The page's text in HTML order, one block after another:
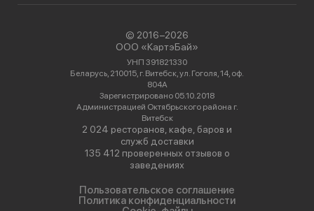
© 2016−2026
ООО «КартэБай»
УНП 391821330
Беларусь, 210015, г. Витебск, ул. Гоголя, 14, оф.
804А
Зарегистрировано 05.10.2018
Администрацией Октябрьского района г.
Витебск
2 024 ресторанов, кафе, баров и
служб доставки
135 412 проверенных отзывов о
заведениях
Пользовательское соглашение
Политика конфиденциальности